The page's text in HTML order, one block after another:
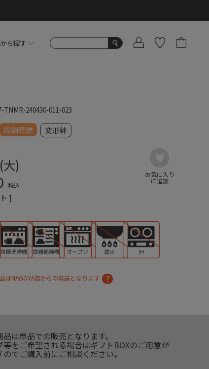
ら探す
TNMR-240430-011-023
店舗発送 変形鉢
)
税込
]
はNAGOYA店からの発送となります
品は単品での販売となります。
等をご希望される場合はギフトBOXのご用意が
のでご購入前にご相談ください。